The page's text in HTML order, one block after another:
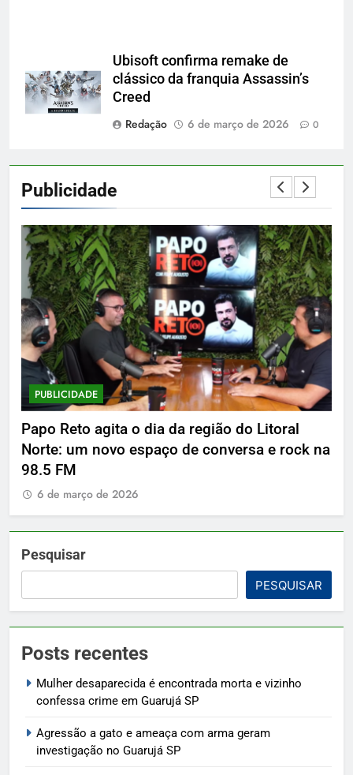
Ubisoft confirma remake de
clássico da franquia Assassin’s
Creed
Redação
6 de março de 2026 0
Publicidade
PUBLICIDADE
Papo Reto agita o dia da região do Litoral
Norte: um novo espaço de conversa e rock na
98.5 FM
6 de março de 2026
Pesquisar
PESQUISAR
Posts recentes
Mulher desaparecida é encontrada morta e vizinho
confessa crime em Guarujá SP
Agressão a gato e ameaça com arma geram
investigação no Guarujá SP